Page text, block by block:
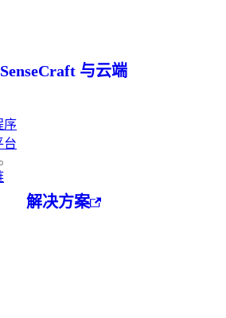
SenseCraft 与云端
序
台
解决方案